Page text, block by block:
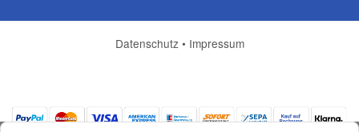
Datenschutz • Impressum